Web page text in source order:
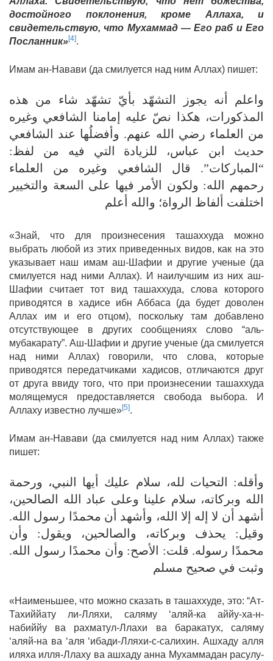
достойного поклонения, кроме Аллаха, и
свидетельствую, что Мухаммад — Его раб и Его
Посланник»[4].
Имам ан-Навави (да смилуется над ним Аллах) пишет:
واعلم أنه يجوز التشهّد بأيّ تشهّد شاء من هذه
المذكورات، هكذا نصّ عليه إمامنا الشافعي وغيره
من العلماء رضي الله عنهم. وأفضلُها عند الشافعي
حديث ابن عباس، للزيادة التي فيه من لفظ:
“المباركات”. قال الشافعي وغيره من العلماء
رحمهم الله: ولكون الأمر فيها على السعة والتخيير
اختلفت ألفاظ الرواة؛ والله أعلم
«Знай, что для произнесения ташаххуда можно
выбрать любой из этих приведенных видов, как на это
указывает наш имам аш-Шафии и другие ученые (да
смилуется над ними Аллах). И наилучшим из них аш-
Шафии считает тот вид ташаххуда, слова которого
приводятся в хадисе ибн Аббаса (да будет доволен
Аллах им и его отцом), поскольку там добавлено
отсутствующее в других сообщениях слово “аль-
мубакарату”. Аш-Шафии и другие ученые (да смилуется
над ними Аллах) говорили, что слова, которые
приводятся передатчиками хадисов, отличаются друг
от друга ввиду того, что при произнесении ташаххуда
молящемуся предоставляется свобода выбора. И
Аллаху известно лучше»[5].
Имам ан-Навави (да смилуется над ним Аллах) также
пишет:
وأقله: التحيات لله، سلام عليك أيها النبي، ورحمة
الله وبركاته، سلام علينا وعلى عباد الله الصالحين،
أشهد أن لا إله إلا الله، وأشهد أن محمدًا رسول الله.
وقيل: يحذف وبركاته، والصالحين، ويقول: وأن
محمدًا رسوله. قلت: الأصح: وأن محمدًا رسول الله.
وثبت في صحيح مسلم
«Наименьшее, что можно сказать в ташаххуде, это: “Ат-
Тахиййату ли-Лляхи, саляму ‘аляй-ка аййу-ха-н-
набиййу ва рахматул-Ллахи ва баракатух, саляму
‘аляй-на ва ‘аля ‘ибади-Лляхи-с-салихин. Ашхаду алля
иляха илля-Ллаху ва ашхаду анна Мухаммадан расулу-